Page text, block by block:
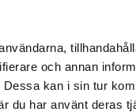
och annan
kan i sin tur
du har använt deras
att reglera
och kylkostnader.